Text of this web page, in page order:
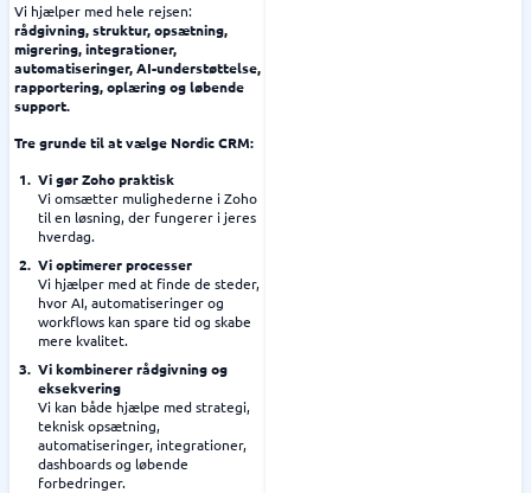
Vi hjælper med hele rejsen:
rådgivning, struktur, opsætning,
migrering, integrationer,
automatiseringer, AI-understøttelse,
rapportering, oplæring og løbende
support.
Tre grunde til at vælge Nordic CRM:
Vi gør Zoho praktisk
Vi omsætter mulighederne i Zoho
til en løsning, der fungerer i jeres
hverdag.
Vi optimerer processer
Vi hjælper med at finde de steder,
hvor AI, automatiseringer og
workflows kan spare tid og skabe
mere kvalitet.
Vi kombinerer rådgivning og
eksekvering
Vi kan både hjælpe med strategi,
teknisk opsætning,
automatiseringer, integrationer,
dashboards og løbende
forbedringer.